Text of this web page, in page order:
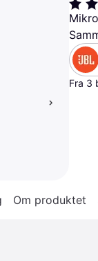
Betal innen
Finansiering
Fra 3
Om produktet